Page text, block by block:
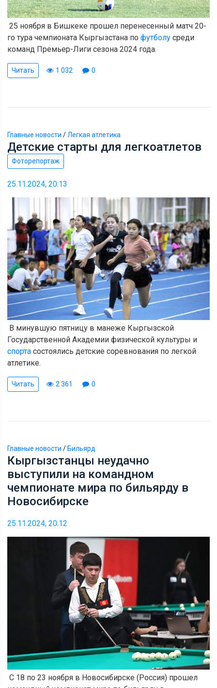
25 ноября в Бишкеке прошел перенесенный матч 20-
го тура чемпионата Кыргызстана по футболу среди
команд Премьер-Лиги сезона 2024 года.
Читать 1 032 0
Главные новости / Легкая атлетика
Детские старты для легкоатлетов
Фоторепортаж
25.11.2024, 20:13
В минувшую пятницу в манеже Кыргызской
Государственной Академии физической культуры и
спорта состоялись детские соревнования по легкой
атлетике.
Читать 2 361 0
Главные новости / Бильярд
Кыргызстанцы неудачно
выступили на командном
чемпионате мира по бильярду в
Новосибирске
25.11.2024, 20:12
С 18 по 23 ноября в Новосибирске (Россия) прошел